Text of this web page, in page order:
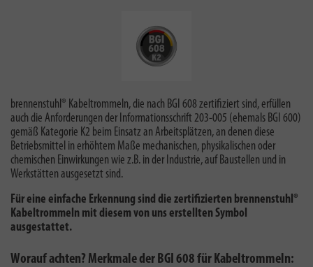
brennenstuhl® Kabeltrommeln, die nach BGI 608 zertifiziert sind, erfüllen
auch die Anforderungen der Informationsschrift 203-005 (ehemals BGI 600)
gemäß Kategorie K2 beim Einsatz an Arbeitsplätzen, an denen diese
Betriebsmittel in erhöhtem Maße mechanischen, physikalischen oder
chemischen Einwirkungen wie z.B. in der Industrie, auf Baustellen und in
Werkstätten ausgesetzt sind.
Für eine einfache Erkennung sind die zertifizierten brennenstuhl®
Kabeltrommeln mit diesem von uns erstellten Symbol
ausgestattet.
Worauf achten? Merkmale der BGI 608 für Kabeltrommeln: